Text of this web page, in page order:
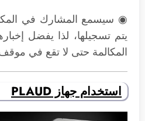
◉ سيسمع المشارك في
يتم تسجيلها، لذا يفضل
المكالمة حتى لا تقع في
استخدام جهاز PLAUD